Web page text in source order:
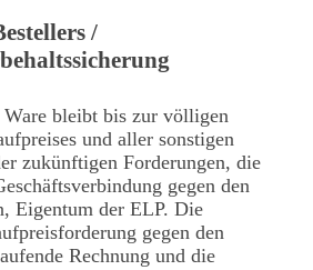
/
bleibt bis zur völligen
und aller sonstigen
zukünftigen Forderungen, die
gegen den
Eigentum der ELP. Die
gegen den
Rechnung und die